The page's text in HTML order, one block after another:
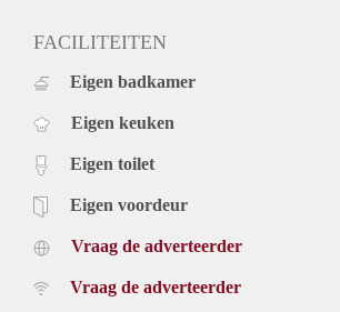
FACILITEITEN
Eigen badkamer
Eigen keuken
Eigen toilet
Eigen voordeur
Vraag de adverteerder
Vraag de adverteerder